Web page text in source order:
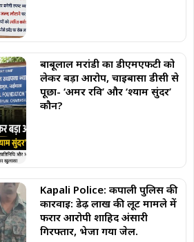
बाबूलाल मरांडी का डीएमएफटी को
लेकर बड़ा आरोप, चाईबासा डीसी से
पूछा- ‘अमर रवि’ और ‘श्याम सुंदर’
कौन?
Kapali Police: कपाली पुलिस की
कार्रवाई: डेढ़ लाख की लूट मामले में
फरार आरोपी शाहिद अंसारी
गिरफ्तार, भेजा गया जेल.